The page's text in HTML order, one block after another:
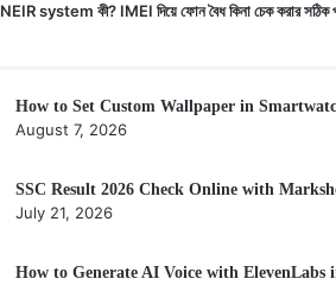
NEIR system কী? IMEI দিয়ে ফোন বৈধ কিনা চেক করার
How to Set Custom Wallpaper in
August 7, 2026
SSC Result 2026 Check Online with
July 21, 2026
How to Generate AI Voice with ElevenLabs